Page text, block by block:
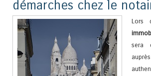
démarches chez le
Lors
sera